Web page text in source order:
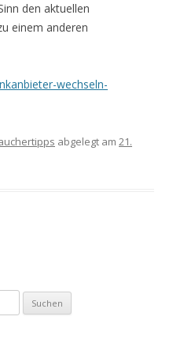
den aktuellen
einem anderen
wechseln-
abgelegt am 21.